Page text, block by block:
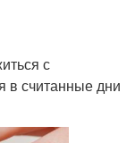
с
в считанные дни